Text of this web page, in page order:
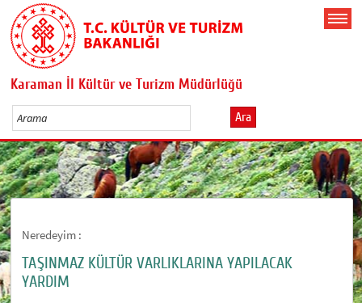
Karaman İl Kültür ve Turizm Müdürlüğü
Ara
Neredeyim :
TAŞINMAZ KÜLTÜR VARLIKLARINA YAPILACAK
YARDIM